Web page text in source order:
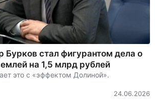
Бурков стал фигурантом дела о
на 1,5 млрд рублей
это с «эффектом Долиной».
24.06.2026